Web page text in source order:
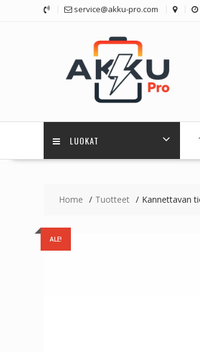
service@akku-pro.com
LUOKAT
Home Tuotteet Kannettavan
ALE!